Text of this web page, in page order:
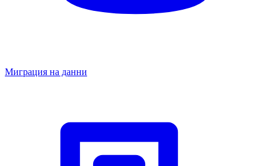
Миграция на данни